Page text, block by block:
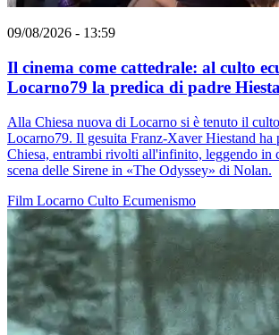
09/08/2026 - 13:59
Il cinema come cattedrale: al culto
Locarno79 la predica di padre
Alla Chiesa nuova di Locarno si è tenuto il
Locarno79. Il gesuita Franz-Xaver Hiestand ha
Chiesa, entrambi rivolti all'infinito, leggendo in
scena delle Sirene in «The Odyssey» di Nolan.
Film Locarno Culto Ecumenismo